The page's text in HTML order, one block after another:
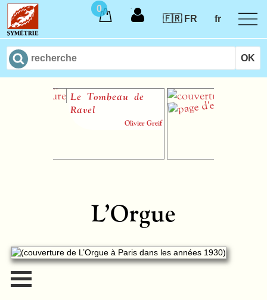
0
🇫🇷 FR
fr
Le Tombeau de
Olivier Greif
Henry
(1886-1942)
L’Orgue